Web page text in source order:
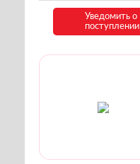
Уведомить о
поступлении